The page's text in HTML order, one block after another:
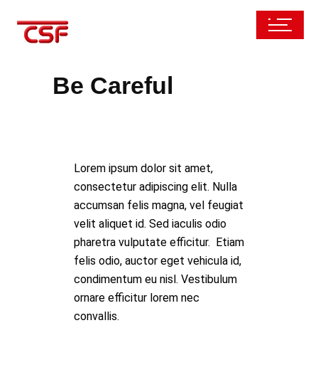
Be Careful
Lorem ipsum dolor sit amet,
consectetur adipiscing elit. Nulla
accumsan felis magna, vel feugiat
velit aliquet id. Sed iaculis odio
pharetra vulputate efficitur. Etiam
felis odio, auctor eget vehicula id,
condimentum eu nisl. Vestibulum
ornare efficitur lorem nec
convallis.